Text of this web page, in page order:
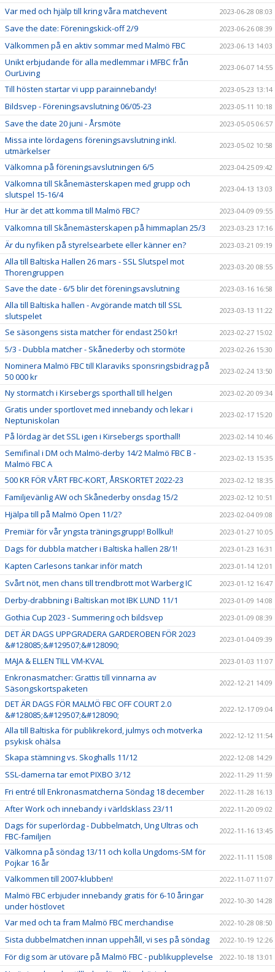
Var med och hjälp till kring våra matchevent 2023-06-28 08:03
Save the date: Föreningskick-off 2/9 2023-06-26 08:39
Välkommen på en aktiv sommar med Malmö FBC 2023-06-13 14:03
Unikt erbjudande för alla medlemmar i MFBC från
OurLiving
2023-06-07 14:55
Till hösten startar vi upp parainnebandy! 2023-05-23 13:14
Bildsvep - Föreningsavslutning 06/05-23 2023-05-11 10:18
Save the date 20 juni - Årsmöte 2023-05-05 06:57
Missa inte lördagens föreningsavslutning inkl.
utmärkelser
2023-05-02 10:58
Välkomna på föreningsavslutningen 6/5 2023-04-25 09:42
Välkomna till Skånemästerskapen med grupp och
slutspel 15-16/4
2023-04-13 13:03
Hur är det att komma till Malmö FBC? 2023-04-09 09:55
Välkomna till Skånemästerskapen på himmaplan 25/3 2023-03-23 17:16
Är du nyfiken på styrelsearbete eller känner en? 2023-03-21 09:19
Alla till Baltiska Hallen 26 mars - SSL Slutspel mot
Thorengruppen
2023-03-20 08:55
Save the date - 6/5 blir det föreningsavslutning 2023-03-16 16:58
Alla till Baltiska hallen - Avgörande match till SSL
slutspelet
2023-03-13 11:22
Se säsongens sista matcher för endast 250 kr! 2023-02-27 15:02
5/3 - Dubbla matcher - Skånederby och stormöte 2023-02-26 15:30
Nominera Malmö FBC till Klaraviks sponsringsbidrag på
50 000 kr
2023-02-24 13:50
Ny stormatch i Kirsebergs sporthall till helgen 2023-02-20 09:34
Gratis under sportlovet med innebandy och lekar i
Neptuniskolan
2023-02-17 15:20
På lördag är det SSL igen i Kirsebergs sporthall! 2023-02-14 10:46
Semifinal i DM och Malmö-derby 14/2 Malmö FBC B -
Malmö FBC A
2023-02-13 15:35
500 KR FÖR VÅRT FBC-KORT, ÅRSKORTET 2022-23 2023-02-12 18:35
Familjevänlig AW och Skånederby onsdag 15/2 2023-02-12 10:51
Hjälpa till på Malmö Open 11/2? 2023-02-04 09:08
Premiär för vår yngsta träningsgrupp! Bollkul! 2023-01-27 10:05
Dags för dubbla matcher i Baltiska hallen 28/1! 2023-01-23 16:31
Kapten Carlesons tankar inför match 2023-01-14 12:01
Svårt nöt, men chans till trendbrott mot Warberg IC 2023-01-12 16:47
Derby-drabbning i Baltiskan mot IBK LUND 11/1 2023-01-09 14:08
Gothia Cup 2023 - Summering och bildsvep 2023-01-09 08:39
DET ÄR DAGS UPPGRADERA GARDEROBEN FÖR 2023
&#128085;&#129507;&#128090;
2023-01-04 09:39
MAJA & ELLEN TILL VM-KVAL 2023-01-03 11:07
Enkronasmatcher: Grattis till vinnarna av
Säsongskortspaketen
2022-12-21 14:09
DET ÄR DAGS FÖR MALMÖ FBC OFF COURT 2.0
&#128085;&#129507;&#128090;
2022-12-17 09:04
Alla till Baltiska för publikrekord, julmys och motverka
psykisk ohälsa
2022-12-12 11:54
Skapa stämning vs. Skoghalls 11/12 2022-12-08 14:29
SSL-damerna tar emot PIXBO 3/12 2022-11-29 11:59
Fri entré till Enkronasmatcherna Söndag 18 december 2022-11-28 16:13
After Work och innebandy i världsklass 23/11 2022-11-20 09:02
Dags för superlördag - Dubbelmatch, Ung Ultras och
FBC-familjen
2022-11-16 13:45
Välkomna på söndag 13/11 och kolla Ungdoms-SM för
Pojkar 16 år
2022-11-11 15:08
Välkommen till 2007-klubben! 2022-11-07 11:07
Malmö FBC erbjuder innebandy gratis för 6-10 åringar
under höstlovet
2022-10-30 14:28
Var med och ta fram Malmö FBC merchandise 2022-10-28 08:50
Sista dubbelmatchen innan uppehåll, vi ses på söndag 2022-10-19 12:26
För dig som är utövare på Malmö FBC - publikupplevelse 2022-10-18 13:01